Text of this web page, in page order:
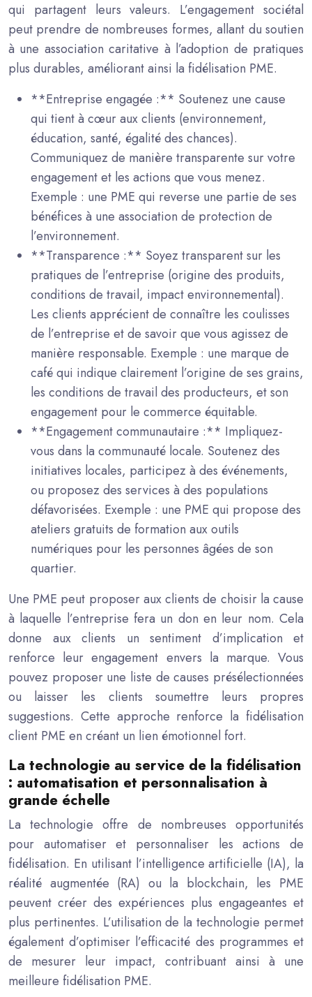
qui partagent leurs valeurs. L’engagement sociétal
peut prendre de nombreuses formes, allant du soutien
à une association caritative à l’adoption de pratiques
plus durables, améliorant ainsi la fidélisation PME.
**Entreprise engagée :** Soutenez une cause
qui tient à cœur aux clients (environnement,
éducation, santé, égalité des chances).
Communiquez de manière transparente sur votre
engagement et les actions que vous menez.
Exemple : une PME qui reverse une partie de ses
bénéfices à une association de protection de
l’environnement.
**Transparence :** Soyez transparent sur les
pratiques de l’entreprise (origine des produits,
conditions de travail, impact environnemental).
Les clients apprécient de connaître les coulisses
de l’entreprise et de savoir que vous agissez de
manière responsable. Exemple : une marque de
café qui indique clairement l’origine de ses grains,
les conditions de travail des producteurs, et son
engagement pour le commerce équitable.
**Engagement communautaire :** Impliquez-
vous dans la communauté locale. Soutenez des
initiatives locales, participez à des événements,
ou proposez des services à des populations
défavorisées. Exemple : une PME qui propose des
ateliers gratuits de formation aux outils
numériques pour les personnes âgées de son
quartier.
Une PME peut proposer aux clients de choisir la cause
à laquelle l’entreprise fera un don en leur nom. Cela
donne aux clients un sentiment d’implication et
renforce leur engagement envers la marque. Vous
pouvez proposer une liste de causes présélectionnées
ou laisser les clients soumettre leurs propres
suggestions. Cette approche renforce la fidélisation
client PME en créant un lien émotionnel fort.
La technologie au service de la fidélisation
: automatisation et personnalisation à
grande échelle
La technologie offre de nombreuses opportunités
pour automatiser et personnaliser les actions de
fidélisation. En utilisant l’intelligence artificielle (IA), la
réalité augmentée (RA) ou la blockchain, les PME
peuvent créer des expériences plus engageantes et
plus pertinentes. L’utilisation de la technologie permet
également d’optimiser l’efficacité des programmes et
de mesurer leur impact, contribuant ainsi à une
meilleure fidélisation PME.